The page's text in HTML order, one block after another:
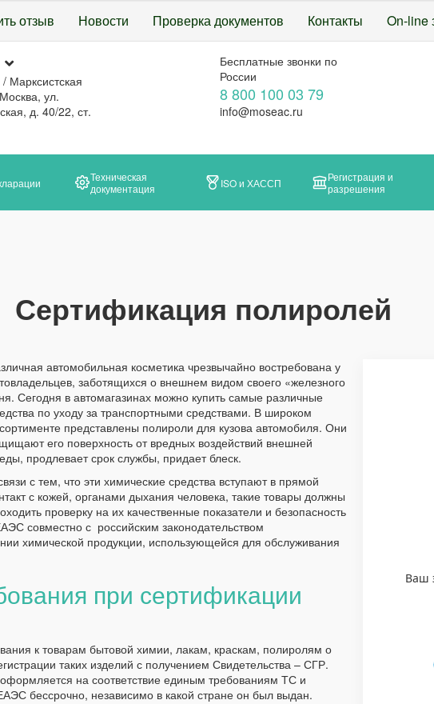
отзыв Новости Проверка документов Контакты On-line
/ Марксистская
ул.
д. 40/22, ст.
Бесплатные звонки по
России
8 800 100 03 79
info@moseac.ru
Техническая
документация
ISO и ХАССП
Регистрация и
разрешения
Сертификация полиролей
автомобильная косметика чрезвычайно востребована у
заботящихся о внешнем видом своего «железного
Сегодня в автомагазинах можно купить самые различные
по уходу за транспортными средствами. В широком
представлены полироли для кузова автомобиля. Они
его поверхность от вредных воздействий внешней
продлевает срок службы, придает блеск.
с тем, что эти химические средства вступают в прямой
с кожей, органами дыхания человека, такие товары должны
проверку на их качественные показатели и безопасность
совместно с российским законодательством
химической продукции, использующейся для обслуживания
при сертификации
к товарам бытовой химии, лакам, краскам, полиролям о
таких изделий с получением Свидетельства – СГР.
на соответствие единым требованиям ТС и
бессрочно, независимо в какой стране он был выдан.
Ваш